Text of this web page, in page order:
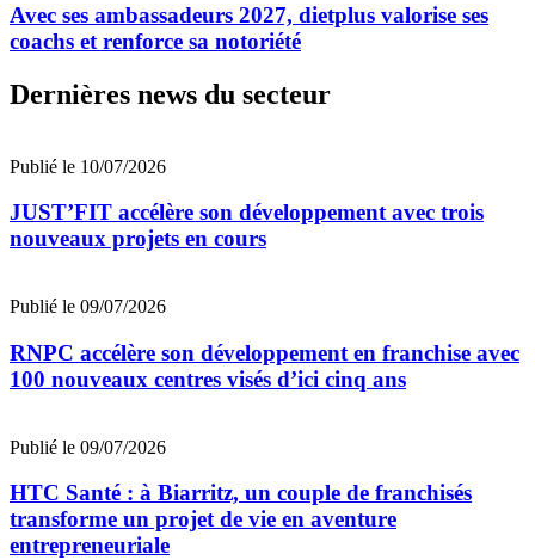
Avec ses ambassadeurs 2027, dietplus valorise ses
coachs et renforce sa notoriété
Dernières news du secteur
Publié le 10/07/2026
JUST’FIT accélère son développement avec trois
nouveaux projets en cours
Publié le 09/07/2026
RNPC accélère son développement en franchise avec
100 nouveaux centres visés d’ici cinq ans
Publié le 09/07/2026
HTC Santé : à Biarritz, un couple de franchisés
transforme un projet de vie en aventure
entrepreneuriale